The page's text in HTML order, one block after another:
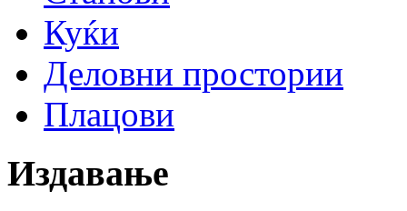
Куќи
Деловни простории
Плацови
Издавање